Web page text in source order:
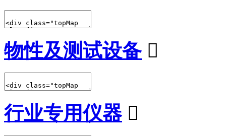
物性及测试设备 
行业专用仪器 